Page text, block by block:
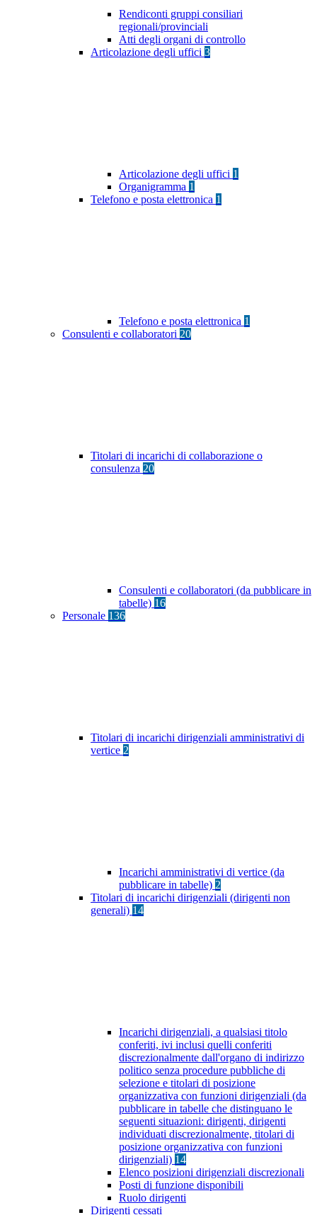
Rendiconti gruppi consiliari
regionali/provinciali
Atti degli organi di controllo
Articolazione degli uffici 3
Articolazione degli uffici 1
Organigramma 1
Telefono e posta elettronica 1
Telefono e posta elettronica 1
Consulenti e collaboratori 20
Titolari di incarichi di collaborazione o
consulenza 20
Consulenti e collaboratori (da pubblicare in
tabelle) 16
Personale 136
Titolari di incarichi dirigenziali amministrativi di
vertice 2
Incarichi amministrativi di vertice (da
pubblicare in tabelle) 2
Titolari di incarichi dirigenziali (dirigenti non
generali) 14
Incarichi dirigenziali, a qualsiasi titolo
conferiti, ivi inclusi quelli conferiti
discrezionalmente dall'organo di indirizzo
politico senza procedure pubbliche di
selezione e titolari di posizione
organizzativa con funzioni dirigenziali (da
pubblicare in tabelle che distinguano le
seguenti situazioni: dirigenti, dirigenti
individuati discrezionalmente, titolari di
posizione organizzativa con funzioni
dirigenziali) 14
Elenco posizioni dirigenziali discrezionali
Posti di funzione disponibili
Ruolo dirigenti
Dirigenti cessati